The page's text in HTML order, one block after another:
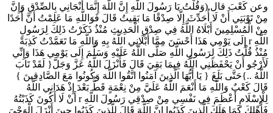
كَعْبَ قال (وَقُلْتُ يَا رَسُولَ اللَّهِ إِنَّ اللَّهَ إِنَّمَا أَنْجَانِي بِالصِّدْقِ وَإِنَّ
تَوْبَتِي أَنْ لَا أُحَدِّثَ إِلَّا صِدْقًا مَا بَقِيتُ قَالَ فَوَاللَّهِ مَا عَلِمْتُ أَنَّ أَحَدًا
الْمُسْلِمِينَ أَبْلَاهُ اللَّهُ فِي صِدْقِ الْحَدِيثِ مُنْذُ ذَكَرْتُ ذَلِكَ لِرَسُولِ
اللَّهِ r إِلَى يَوْمِي هَذَا أَحْسَنَ مِمَّا أَبْلَانِي اللَّهُ بِهِ وَاللَّهِ مَا تَعَمَّدْتُ كَذِبَةً
قُلْتُ ذَلِكَ لِرَسُولِ اللَّهِ صَلَّى اللَّهُ عَلَيْهِ وَسَلَّمَ إِلَى يَوْمِي هَذَا وَإِنِّي
أَنْ يَحْفَظَنِي اللَّهُ فِيمَا بَقِيَ قَالَ فَأَنْزَلَ اللَّهُ عَزَّ وَجَلَّ{ لَقَدْ تَابَ
..}حَتَّى بَلَغَ { يَا أَيُّهَا الَّذِينَ آمَنُوا اتَّقُوا اللَّهَ وَكُونُوا مَعَ الصَّادِقِينَ }
كَعْبٌ وَاللَّهِ مَا أَنْعَمَ اللَّهُ عَلَيَّ مِنْ نِعْمَةٍ قَطُّ بَعْدَ إِذْ هَدَانِي اللَّهُ
لِلْإِسْلَامِ أَعْظَمَ فِي نَفْسِي مِنْ صِدْقِي رَسُولَ اللَّهِ r أَنْ لَا أَكُونَ كَذَبْتُهُ
كَمَا هَلَكَ الَّذِينَ كَذَبُوا إِنَّ اللَّهَ قَالَ لِلَّذِينَ كَذَبُوا حِينَ أَنْزَلَ الْوَحْيَ